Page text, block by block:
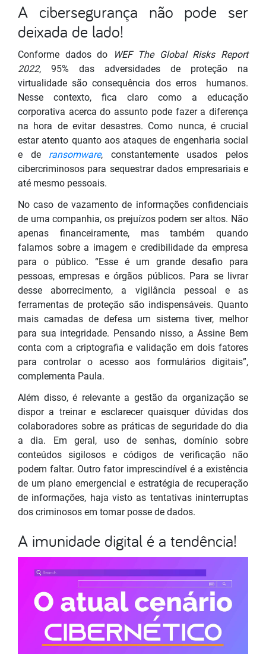
A cibersegurança não pode ser
deixada de lado!
Conforme dados do WEF The Global Risks Report
2022, 95% das adversidades de proteção na
virtualidade são consequência dos erros humanos.
Nesse contexto, fica claro como a educação
corporativa acerca do assunto pode fazer a diferença
na hora de evitar desastres. Como nunca, é crucial
estar atento quanto aos ataques de engenharia social
e de ransomware, constantemente usados pelos
cibercriminosos para sequestrar dados empresariais e
até mesmo pessoais.
No caso de vazamento de informações confidenciais
de uma companhia, os prejuízos podem ser altos. Não
apenas financeiramente, mas também quando
falamos sobre a imagem e credibilidade da empresa
para o público. “Esse é um grande desafio para
pessoas, empresas e órgãos públicos. Para se livrar
desse aborrecimento, a vigilância pessoal e as
ferramentas de proteção são indispensáveis. Quanto
mais camadas de defesa um sistema tiver, melhor
para sua integridade. Pensando nisso, a Assine Bem
conta com a criptografia e validação em dois fatores
para controlar o acesso aos formulários digitais”,
complementa Paula.
Além disso, é relevante a gestão da organização se
dispor a treinar e esclarecer quaisquer dúvidas dos
colaboradores sobre as práticas de seguridade do dia
a dia. Em geral, uso de senhas, domínio sobre
conteúdos sigilosos e códigos de verificação não
podem faltar. Outro fator imprescindível é a existência
de um plano emergencial e estratégia de recuperação
de informações, haja visto as tentativas ininterruptas
dos criminosos em tomar posse de dados.
A imunidade digital é a tendência!